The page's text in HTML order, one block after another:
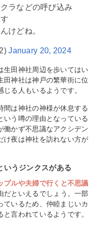
ラなどの呼び込み
けどね。
January 20, 2024
生田神社周辺を歩いてはい
田神社は神戸の繁華街に位
る人もいるようです。
間は神社の神様が休息する
いう噂の理由となっている
働かず不思議なアクシデン
け夜は神社を訪れない方が
いうジンクスがある
プルや夫婦で行くと不思議
だといえるでしょう。一部
ているため、仲睦まじいカ
言われているようです。